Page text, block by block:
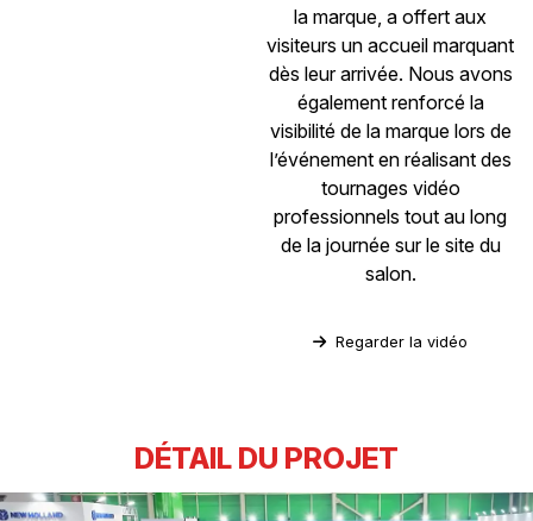
la marque, a offert aux
visiteurs un accueil marquant
dès leur arrivée. Nous avons
également renforcé la
visibilité de la marque lors de
l’événement en réalisant des
tournages vidéo
professionnels tout au long
de la journée sur le site du
salon.
Regarder la vidéo
DÉTAIL DU PROJET